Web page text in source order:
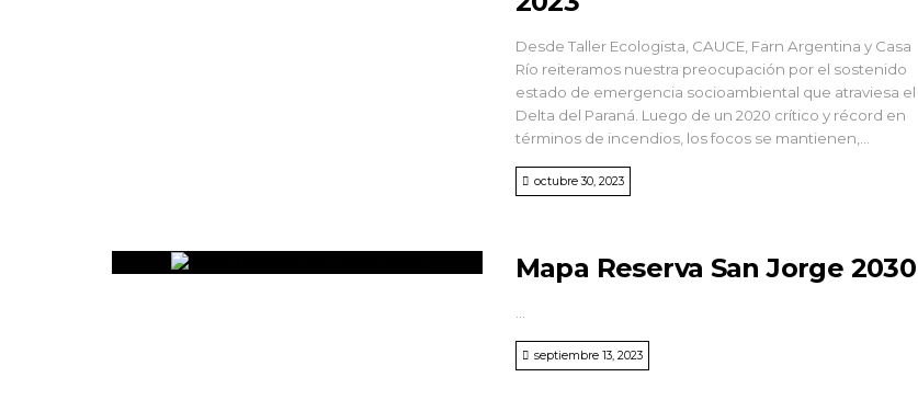
Desde Taller Ecologista, CAUCE, Farn Argentina y Casa
Río reiteramos nuestra preocupación por el sostenido
estado de emergencia socioambiental que atraviesa el
Delta del Paraná. Luego de un 2020 crítico y récord en
términos de incendios, los focos se mantienen,...
octubre 30, 2023
Mapa Reserva San Jorge 2030
septiembre 13, 2023